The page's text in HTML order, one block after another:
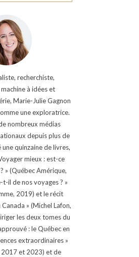
recherchiste,
à idées et
Marie-Julie Gagnon
une exploratrice.
nombreux médias
depuis plus de
une quinzaine de livres,
mieux : est-ce
» (Québec Amérique,
il de nos voyages ? »
2019) et le récit
» (Michel Lafon,
les deux tomes du
: le Québec en
extraordinaires »
2017 et 2023) et de